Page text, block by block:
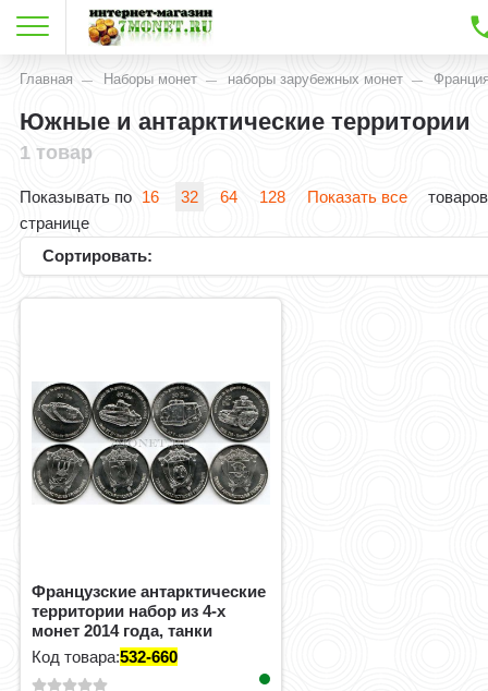
Главная Наборы монет наборы зарубежных монет
Южные и антарктические территории
1 товар
Показывать по 16 32 64 128 Показать все
странице
Сортировать:
Французские антарктические
территории набор из 4-х
монет 2014 года, танки
Код товара:532-660